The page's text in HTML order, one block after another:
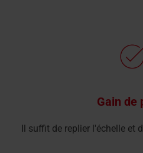
Gain de
Il suffit de replier l'échelle et